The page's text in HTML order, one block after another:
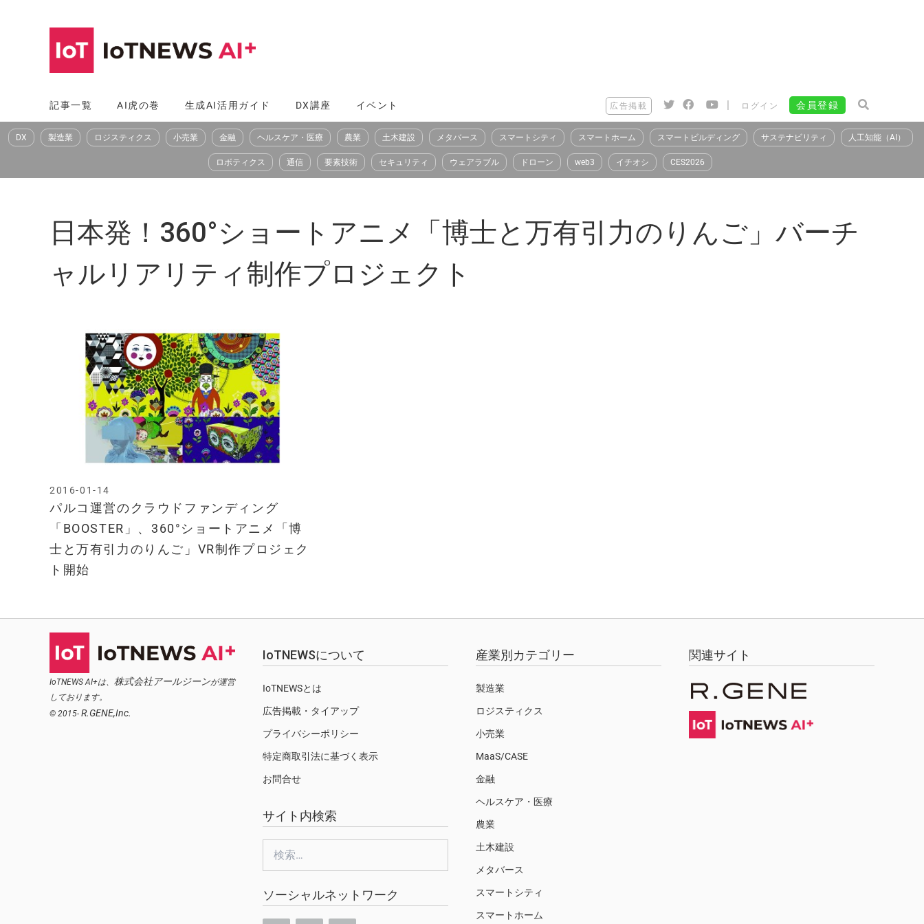
へ
ス
記事一覧 AI虎の巻 生成AI活用ガイド DX講座 イベント 広告掲載 | ログイン 会員登録
DX 製造業 ロジスティクス 小売業 金融 ヘルスケア・医療 農業 土木建設 メタバース スマートシティ スマートホーム スマートビルディング サステナビリティ 人工知能（AI）
ロボティクス 通信 要素技術 セキュリティ ウェアラブル ドローン web3 イチオシ CES2026
日本発！360°ショートアニメ「博士と万有引力のりんご」バーチ
ャルリアリティ制作プロジェクト
パルコ運営のクラウドファンディング
「BOOSTER」、360°ショートアニメ「博
士と万有引力のりんご」VR制作プロジェク
ト開始
2016-01-14
IoTNEWS AI+は、 株式会社アールジーンが運営
しております。
© 2015- R.GENE,Inc.
IoTNEWSについて
IoTNEWSとは
広告掲載・タイアップ
プライバシーポリシー
特定商取引法に基づく表示
お問合せ
サイト内検索
ソーシャルネットワーク
産業別カテゴリー
製造業
ロジスティクス
小売業
MaaS/CASE
金融
ヘルスケア・医療
農業
土木建設
メタバース
スマートシティ
スマートホーム
関連サイト